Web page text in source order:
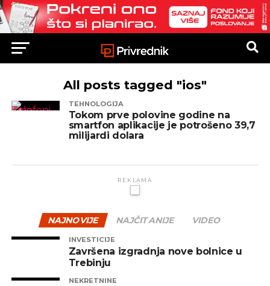
All posts tagged "ios"
TEHNOLOGIJA
Tokom prve polovine godine na
smartfon aplikacije je potrošeno 39,7
milijardi dolara
REKLAMA
NAJNOVIJE NAJČITANIJE VIDEO
INVESTICIJE
Završena izgradnja nove bolnice u
Trebinju
NEKRETNINE